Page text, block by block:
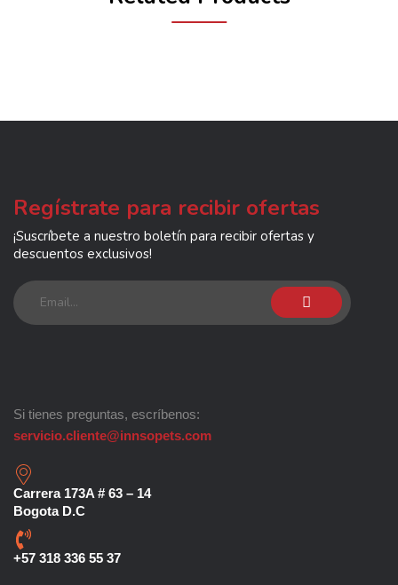
Regístrate para recibir ofertas
¡Suscríbete a nuestro boletín para recibir ofertas y
descuentos exclusivos!
Si tienes preguntas, escríbenos:
servicio.cliente@innsopets.com
Carrera 173A # 63 – 14
Bogota D.C
+57 318 336 55 37